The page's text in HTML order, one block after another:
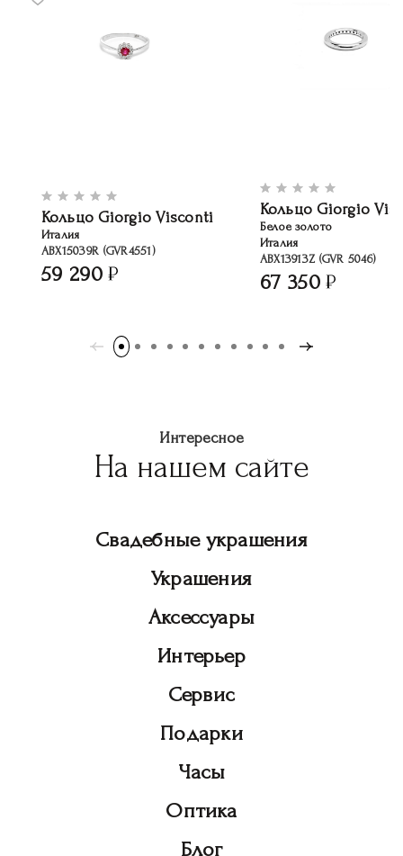
Кольцо Giorgio Visconti
Италия
ABX15039R (GVR4551)
59 290
Кольцо Giorgio
Белое золото
Италия
ABХ13913Z (GVR 5046)
67 350
Интересное
На нашем сайте
Свадебные украшения
Украшения
Аксессуары
Интерьер
Сервис
Подарки
Часы
Оптика
Блог